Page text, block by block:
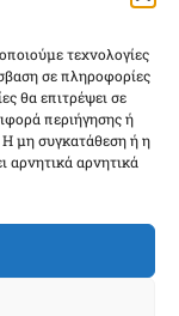
τεχνολογίες
σε πληροφορίες
θα επιτρέψει σε
περιήγησης ή
Η μη συγκατάθεση ή η
αρνητικά αρνητικά
cookies